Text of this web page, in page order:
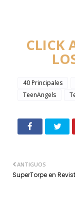
CLICK
40 Principales
TeenAngels
ANTIGUOS
SuperTorpe en